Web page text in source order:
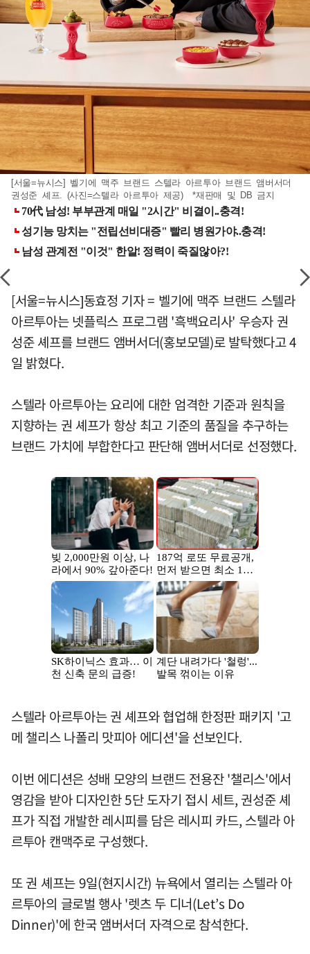
[서울=뉴시스] 벨기에 맥주 브랜드 스텔라 아르투아 브랜드 앰버서더
권성준 셰프. (사진=스텔라 아르투아 제공) *재판매 및 DB 금지
[서울=뉴시스]동효정 기자 = 벨기에 맥주 브랜드 스텔라
아르투아는 넷플릭스 프로그램 '흑백요리사' 우승자 권
성준 셰프를 브랜드 앰버서더(홍보모델)로 발탁했다고 4
일 밝혔다.
스텔라 아르투아는 요리에 대한 엄격한 기준과 원칙을
지향하는 권 셰프가 항상 최고 기준의 품질을 추구하는
브랜드 가치에 부합한다고 판단해 앰버서더로 선정했다.
스텔라 아르투아는 권 셰프와 협업해 한정판 패키지 '고
메 챌리스 나폴리 맛피아 에디션'을 선보인다.
이번 에디션은 성배 모양의 브랜드 전용잔 '챌리스'에서
영감을 받아 디자인한 5단 도자기 접시 세트, 권성준 셰
프가 직접 개발한 레시피를 담은 레시피 카드, 스텔라 아
르투아 캔맥주로 구성했다.
또 권 셰프는 9일(현지시간) 뉴욕에서 열리는 스텔라 아
르투아의 글로벌 행사 '렛츠 두 디너(Let’s Do
Dinner)'에 한국 앰버서더 자격으로 참석한다.